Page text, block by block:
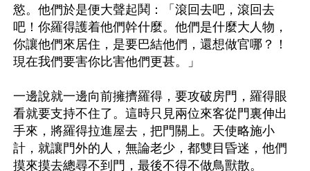
慾。他們於是便大聲起鬨：「滾回去吧，滾回去
吧！你羅得護着他們幹什麼。他們是什麼大人物，
你讓他們來居住，是要巴結他們，還想做官哪？！
現在我們要害你比害他們更甚。」
一邊說就一邊向前擁擠羅得，要攻破房門，羅得眼
看就要支持不住了。這時只見兩位來客從門裏伸出
手來，將羅得拉進屋去，把門關上。天使略施小
計，就讓門外的人，無論老少，都雙目昏迷，他們
摸來摸去總尋不到門，最後不得不做鳥獸散。